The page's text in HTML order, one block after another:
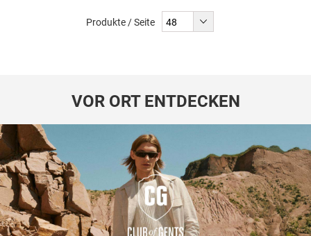
Produkte / Seite
VOR ORT ENTDECKEN